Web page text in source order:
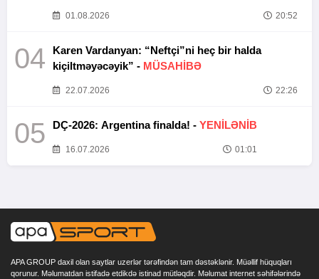
01.08.2026 20:52
04
Karen Vardanyan: “Neftçi”ni heç bir halda
kiçiltməyəcəyik” - MÜSAHİBƏ
22.07.2026 22:26
05 DÇ-2026: Argentina finalda! - YENİLƏNİB
16.07.2026 01:01
APA GROUP daxil olan saytlar uzerlər tərəfindən tam dəstəklənir. Müəllif hüquqları
qorunur. Məlumatdan istifadə etdikdə istinad mütləqdir. Məlumat internet səhifələrində